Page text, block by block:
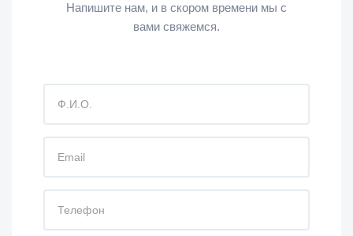
Напишите нам, и в скором времени мы с
вами свяжемся.